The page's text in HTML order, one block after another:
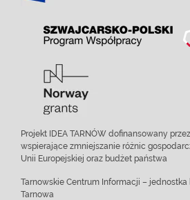
Projekt IDEA TARNÓW dofinansowany
wspierające zmniejszanie różnic
Unii Europejskiej oraz budżet państwa
Tarnowskie Centrum Informacji –
Tarnowa